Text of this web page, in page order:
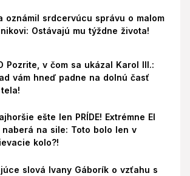
oznámil srdcervúcu správu o malom
Ostávajú mu týždne života!
Pozrite, v čom sa ukázal Karol III.:
vám hneď padne na dolnú časť
ešte len PRÍDE! Extrémne El
naberá na sile: Toto bolo len v
kolo?!
slová Ivany Gáborík o vzťahu s